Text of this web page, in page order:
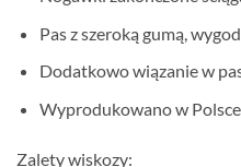
Pas z szeroką gumą,
Dodatkowo wiązanie w
Wyprodukowano w
Zalety wiskozy: